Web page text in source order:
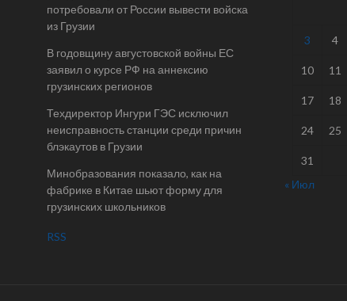
потребовали от России вывести войска
из Грузии
В годовщину августовской войны ЕС
заявил о курсе РФ на аннексию
грузинских регионов
Техдиректор Ингури ГЭС исключил
неисправность станции среди причин
блэкаутов в Грузии
Минобразования показало, как на
фабрике в Китае шьют форму для
грузинских школьников
RSS
3 4
10 11
17 18
24 25
31
« Июл